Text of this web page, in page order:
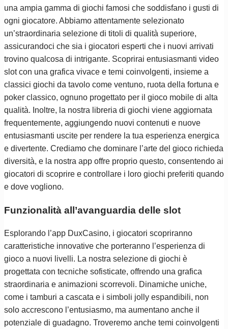
una ampia gamma di giochi famosi che soddisfano i gusti di
ogni giocatore. Abbiamo attentamente selezionato
un’straordinaria selezione di titoli di qualità superiore,
assicurandoci che sia i giocatori esperti che i nuovi arrivati
trovino qualcosa di intrigante. Scoprirai entusiasmanti video
slot con una grafica vivace e temi coinvolgenti, insieme a
classici giochi da tavolo come ventuno, ruota della fortuna e
poker classico, ognuno progettato per il gioco mobile di alta
qualità. Inoltre, la nostra libreria di giochi viene aggiornata
frequentemente, aggiungendo nuovi contenuti e nuove
entusiasmanti uscite per rendere la tua esperienza energica
e divertente. Crediamo che dominare l’arte del gioco richieda
diversità, e la nostra app offre proprio questo, consentendo ai
giocatori di scoprire e controllare i loro giochi preferiti quando
e dove vogliono.
Funzionalità all’avanguardia delle slot
Esplorando l’app DuxCasino, i giocatori scopriranno
caratteristiche innovative che porteranno l’esperienza di
gioco a nuovi livelli. La nostra selezione di giochi è
progettata con tecniche sofisticate, offrendo una grafica
straordinaria e animazioni scorrevoli. Dinamiche uniche,
come i tamburi a cascata e i simboli jolly espandibili, non
solo accrescono l’entusiasmo, ma aumentano anche il
potenziale di guadagno. Troveremo anche temi coinvolgenti